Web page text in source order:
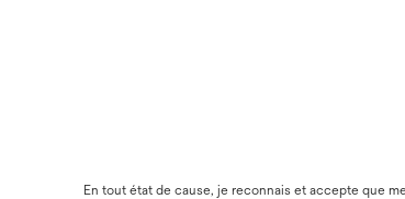
En tout état de cause, je reconnais et accepte que